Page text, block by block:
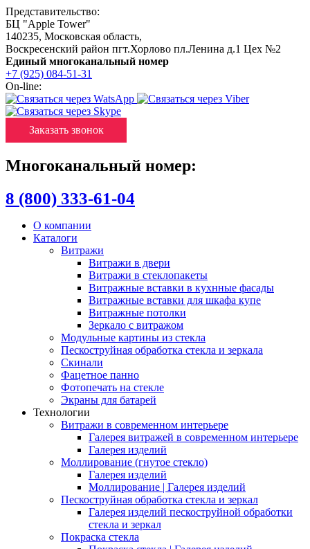
Представительство:
БЦ "Apple Tower"
140235, Московская область,
Воскресенский район пгт.Хорлово пл.Ленина д.1 Цех №2
Единый многоканальный номер
+7 (925) 084-51-31
On-line:
Заказать звонок
Многоканальный номер:
8 (800) 333-61-04
О компании
Каталоги
Витражи
Витражи в двери
Витражи в стеклопакеты
Витражные вставки в кухнные фасады
Витражные вставки для шкафа купе
Витражные потолки
Зеркало с витражом
Модульные картины из стекла
Пескоструйная обработка стекла и зеркала
Скинали
Фацетное панно
Фотопечать на стекле
Экраны для батарей
Технологии
Витражи в современном интерьере
Галерея витражей в современном интерьере
Галерея изделий
Моллирование (гнутое стекло)
Галерея изделий
Моллирование | Галерея изделий
Пескоструйная обработка стекла и зеркал
Галерея изделий пескоструйной обработки
стекла и зеркал
Покраска стекла